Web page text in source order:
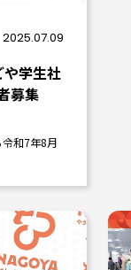
2025.07.09
や学生社
募集
和7年8月